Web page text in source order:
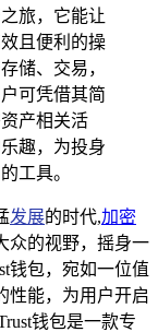
旅，它能让
且便利的操
储、交易，
可凭借其简
产相关活
趣，为投身
工具。
发展的时代,加密
众的视野，摇身一
钱包，宛如一位值
性能，为用户开启
钱包是一款专